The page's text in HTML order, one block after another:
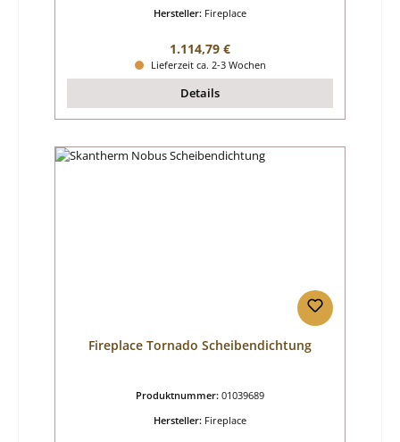
Hersteller: Fireplace
Regulärer Preis:
1.114,79 €
Lieferzeit ca. 2-3 Wochen
Details
Fireplace Tornado Scheibendichtung
Produktnummer: 01039689
Hersteller: Fireplace